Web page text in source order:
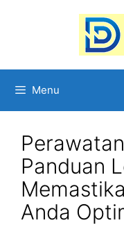
Menu
Panduan
Anda